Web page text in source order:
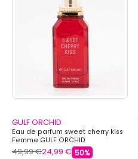
GULF ORCHID
Eau de parfum sweet cherry kiss
Femme GULF ORCHID
49,99 €24,99 € 50%